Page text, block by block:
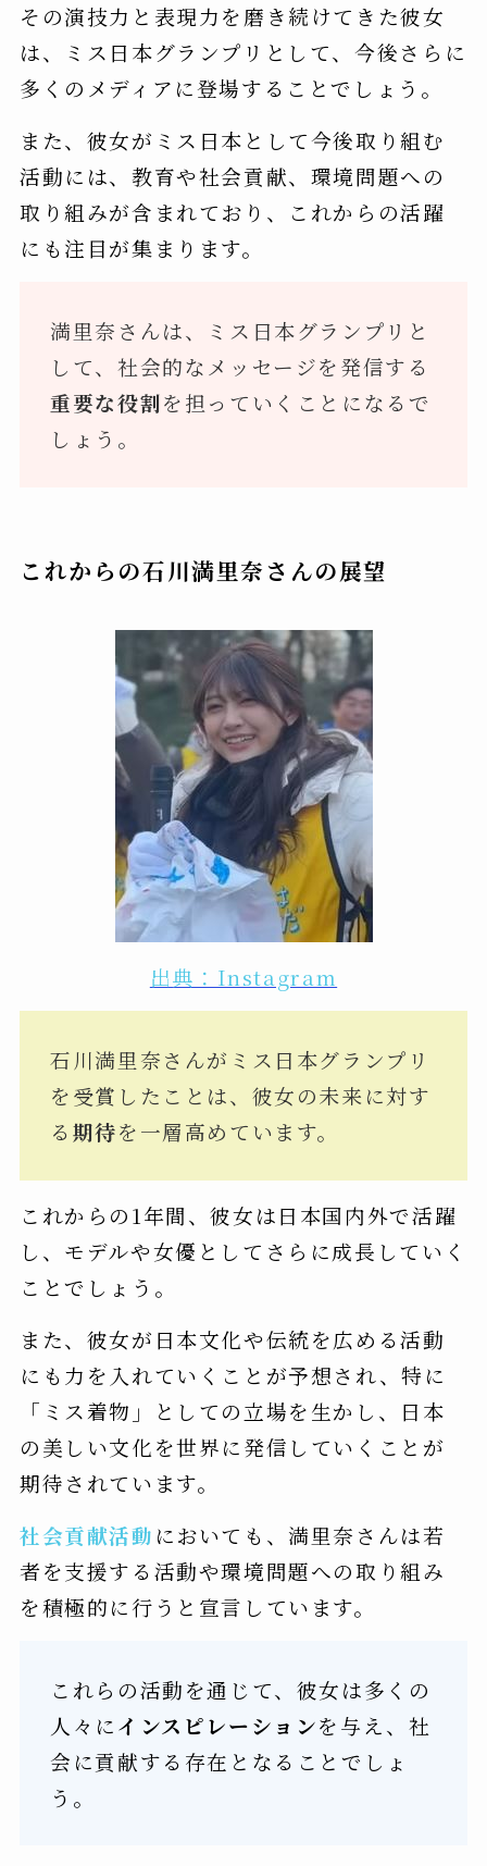
その演技力と表現力を磨き続けてきた彼女
は、ミス日本グランプリとして、今後さらに
多くのメディアに登場することでしょう。
また、彼女がミス日本として今後取り組む
活動には、教育や社会貢献、環境問題への
取り組みが含まれており、これからの活躍
にも注目が集まります。
満里奈さんは、ミス日本グランプリと
して、社会的なメッセージを発信する
重要な役割を担っていくことになるで
しょう。
これからの石川満里奈さんの展望
出典：Instagram
石川満里奈さんがミス日本グランプリ
を受賞したことは、彼女の未来に対す
る 期待を一層高めています。
これからの1年間、彼女は日本国内外で活躍
し、モデルや女優としてさらに成長していく
ことでしょう。
また、彼女が日本文化や伝統を広める活動
にも力を入れていくことが予想され、特に
「ミス着物」としての立場を生かし、日本
の美しい文化を世界に発信していくことが
期待されています。
社会貢献活動 においても、満里奈さんは若
者を支援する活動や環境問題への取り組み
を積極的に行うと宣言しています。
これらの活動を通じて、彼女は多くの
人々にインスピレーションを与え、社
会に貢献する存在となることでしょ
う。